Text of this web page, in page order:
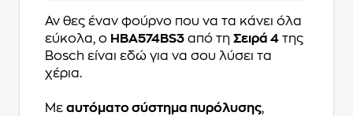
Αν θες έναν φούρνο που να τα κάνει όλα
εύκολα, ο HBA574BS3 από τη Σειρά 4 της
Bosch είναι εδώ για να σου λύσει τα
χέρια.
Με αυτόματο σύστημα πυρόλυσης,